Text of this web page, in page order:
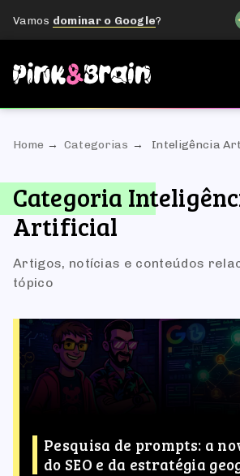
Vamos dominar o Google?
Home Categorias Inteligência
Categoria
Artificial
Artigos, notícias e conteúdos
tópico
Pesquisa de prompts: a
do SEO e da estratégia